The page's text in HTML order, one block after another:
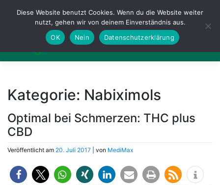
Kategorie: Nabiximols
Optimal bei Schmerzen: THC plus
CBD
Veröffentlicht am 20. Juli 2017 von MediMax
Diese Website benutzt Cookies. Wenn du die Website weiter
nutzt, gehen wir von deinem Einverständnis aus.
OK
Nein Datenschutzerklärung